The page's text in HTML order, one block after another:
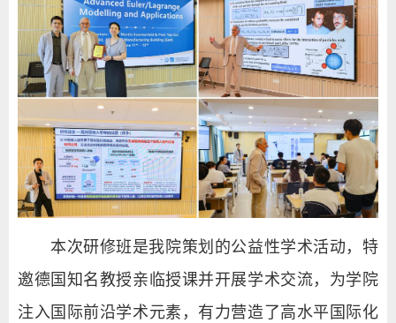
本次研修班是我院策划的公益性学术活动，特
邀德国知名教授亲临授课并开展学术交流，为学院
注入国际前沿学术元素，有力营造了高水平国际化